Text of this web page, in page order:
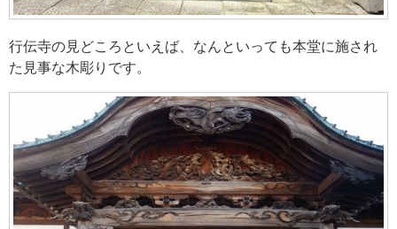
行伝寺の見どころといえば、なんといっても本堂に施され
た見事な木彫りです。